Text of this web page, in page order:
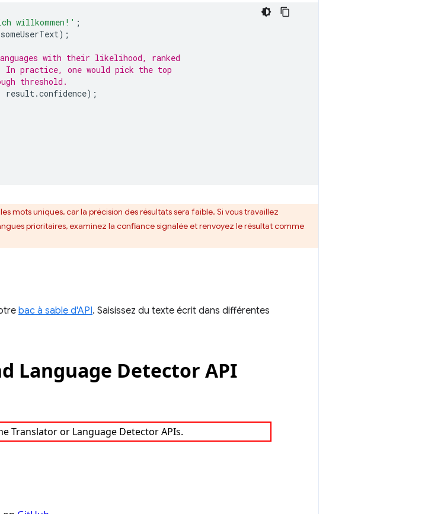
willkommen!' ;
someUserText);
with their likelihood, ranked
practice, one would pick the top
threshold.
result.confidence);
mots uniques, car la précision des résultats sera faible. Si vous travaillez
prioritaires, examinez la confiance signalée et renvoyez le résultat comme
bac à sable d'API. Saisissez du texte écrit dans différentes